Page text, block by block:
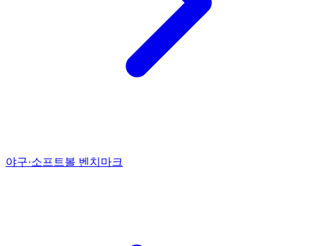
야구·소프트볼 벤치마크